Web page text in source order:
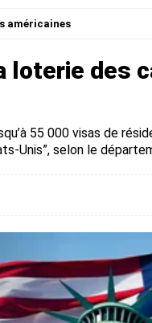
américaines
loterie des
55 000 visas de
Unis”, selon le